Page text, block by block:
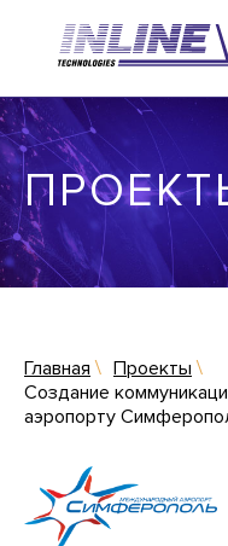
Главная
Проекты
Создание
аэропорту